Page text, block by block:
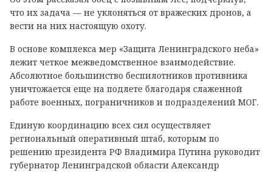
что их задача — не уклоняться от вражеских дронов, а
вести на них настоящую охоту.
В основе комплекса мер «Защита Ленинградского неба»
лежит четкое межведомственное взаимодействие.
Абсолютное большинство беспилотников противника
уничтожается еще на подлете благодаря слаженной
работе военных, пограничников и подразделений МОГ.
Единую координацию всех сил осуществляет
региональный оперативный штаб, которым по
решению президента РФ Владимира Путина руководит
губернатор Ленинградской области Александр